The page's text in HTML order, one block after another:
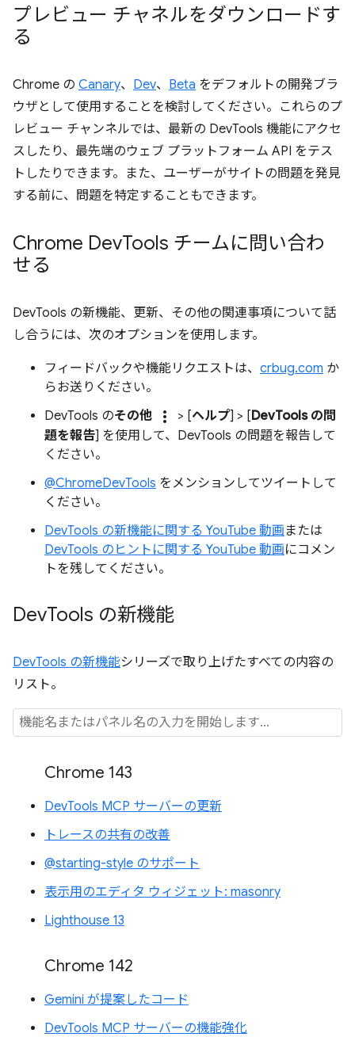
プレビュー チャネルをダウンロードす
る
Chrome の Canary、 Dev、 Beta をデフォルトの開発ブラ
ウザとして使用することを検討してください。これらのプ
レビュー チャンネルでは、最新の DevTools 機能にアクセ
スしたり、最先端のウェブ プラットフォーム API をテス
トしたりできます。また、ユーザーがサイトの問題を発見
する前に、問題を特定することもできます。
Chrome DevTools チームに問い合わ
せる
DevTools の新機能、更新、その他の関連事項について話
し合うには、次のオプションを使用します。
フィードバックや機能リクエストは、 crbug.com か
らお送りください。
DevTools のその他 more_vert > [ヘルプ] > [DevTools の問
題を報告] を使用して、DevTools の問題を報告して
ください。
@ChromeDevTools をメンションしてツイートして
ください。
DevTools の新機能に関する YouTube 動画 または
DevTools のヒントに関する YouTube 動画にコメン
トを残してください。
DevTools の新機能
DevTools の新機能シリーズで取り上げたすべての内容の
リスト。
Chrome 143
DevTools MCP サーバーの更新
トレースの共有の改善
@starting-style のサポート
表示用のエディタ ウィジェット: masonry
Lighthouse 13
Chrome 142
Gemini が提案したコード
DevTools MCP サーバーの機能強化